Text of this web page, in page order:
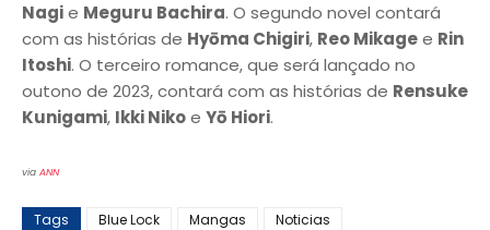
Nagie Meguru Bachira. O segundo novel contará
com as histórias de Hyōma Chigiri, Reo Mikagee Rin
Itoshi. O terceiro romance, que será lançado no
outono de 2023, contará com as histórias de Rensuke
Kunigami, Ikki Nikoe Yō Hiori.
via ANN
Tags Blue Lock Mangas Noticias